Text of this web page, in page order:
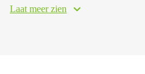
Laat meer zien